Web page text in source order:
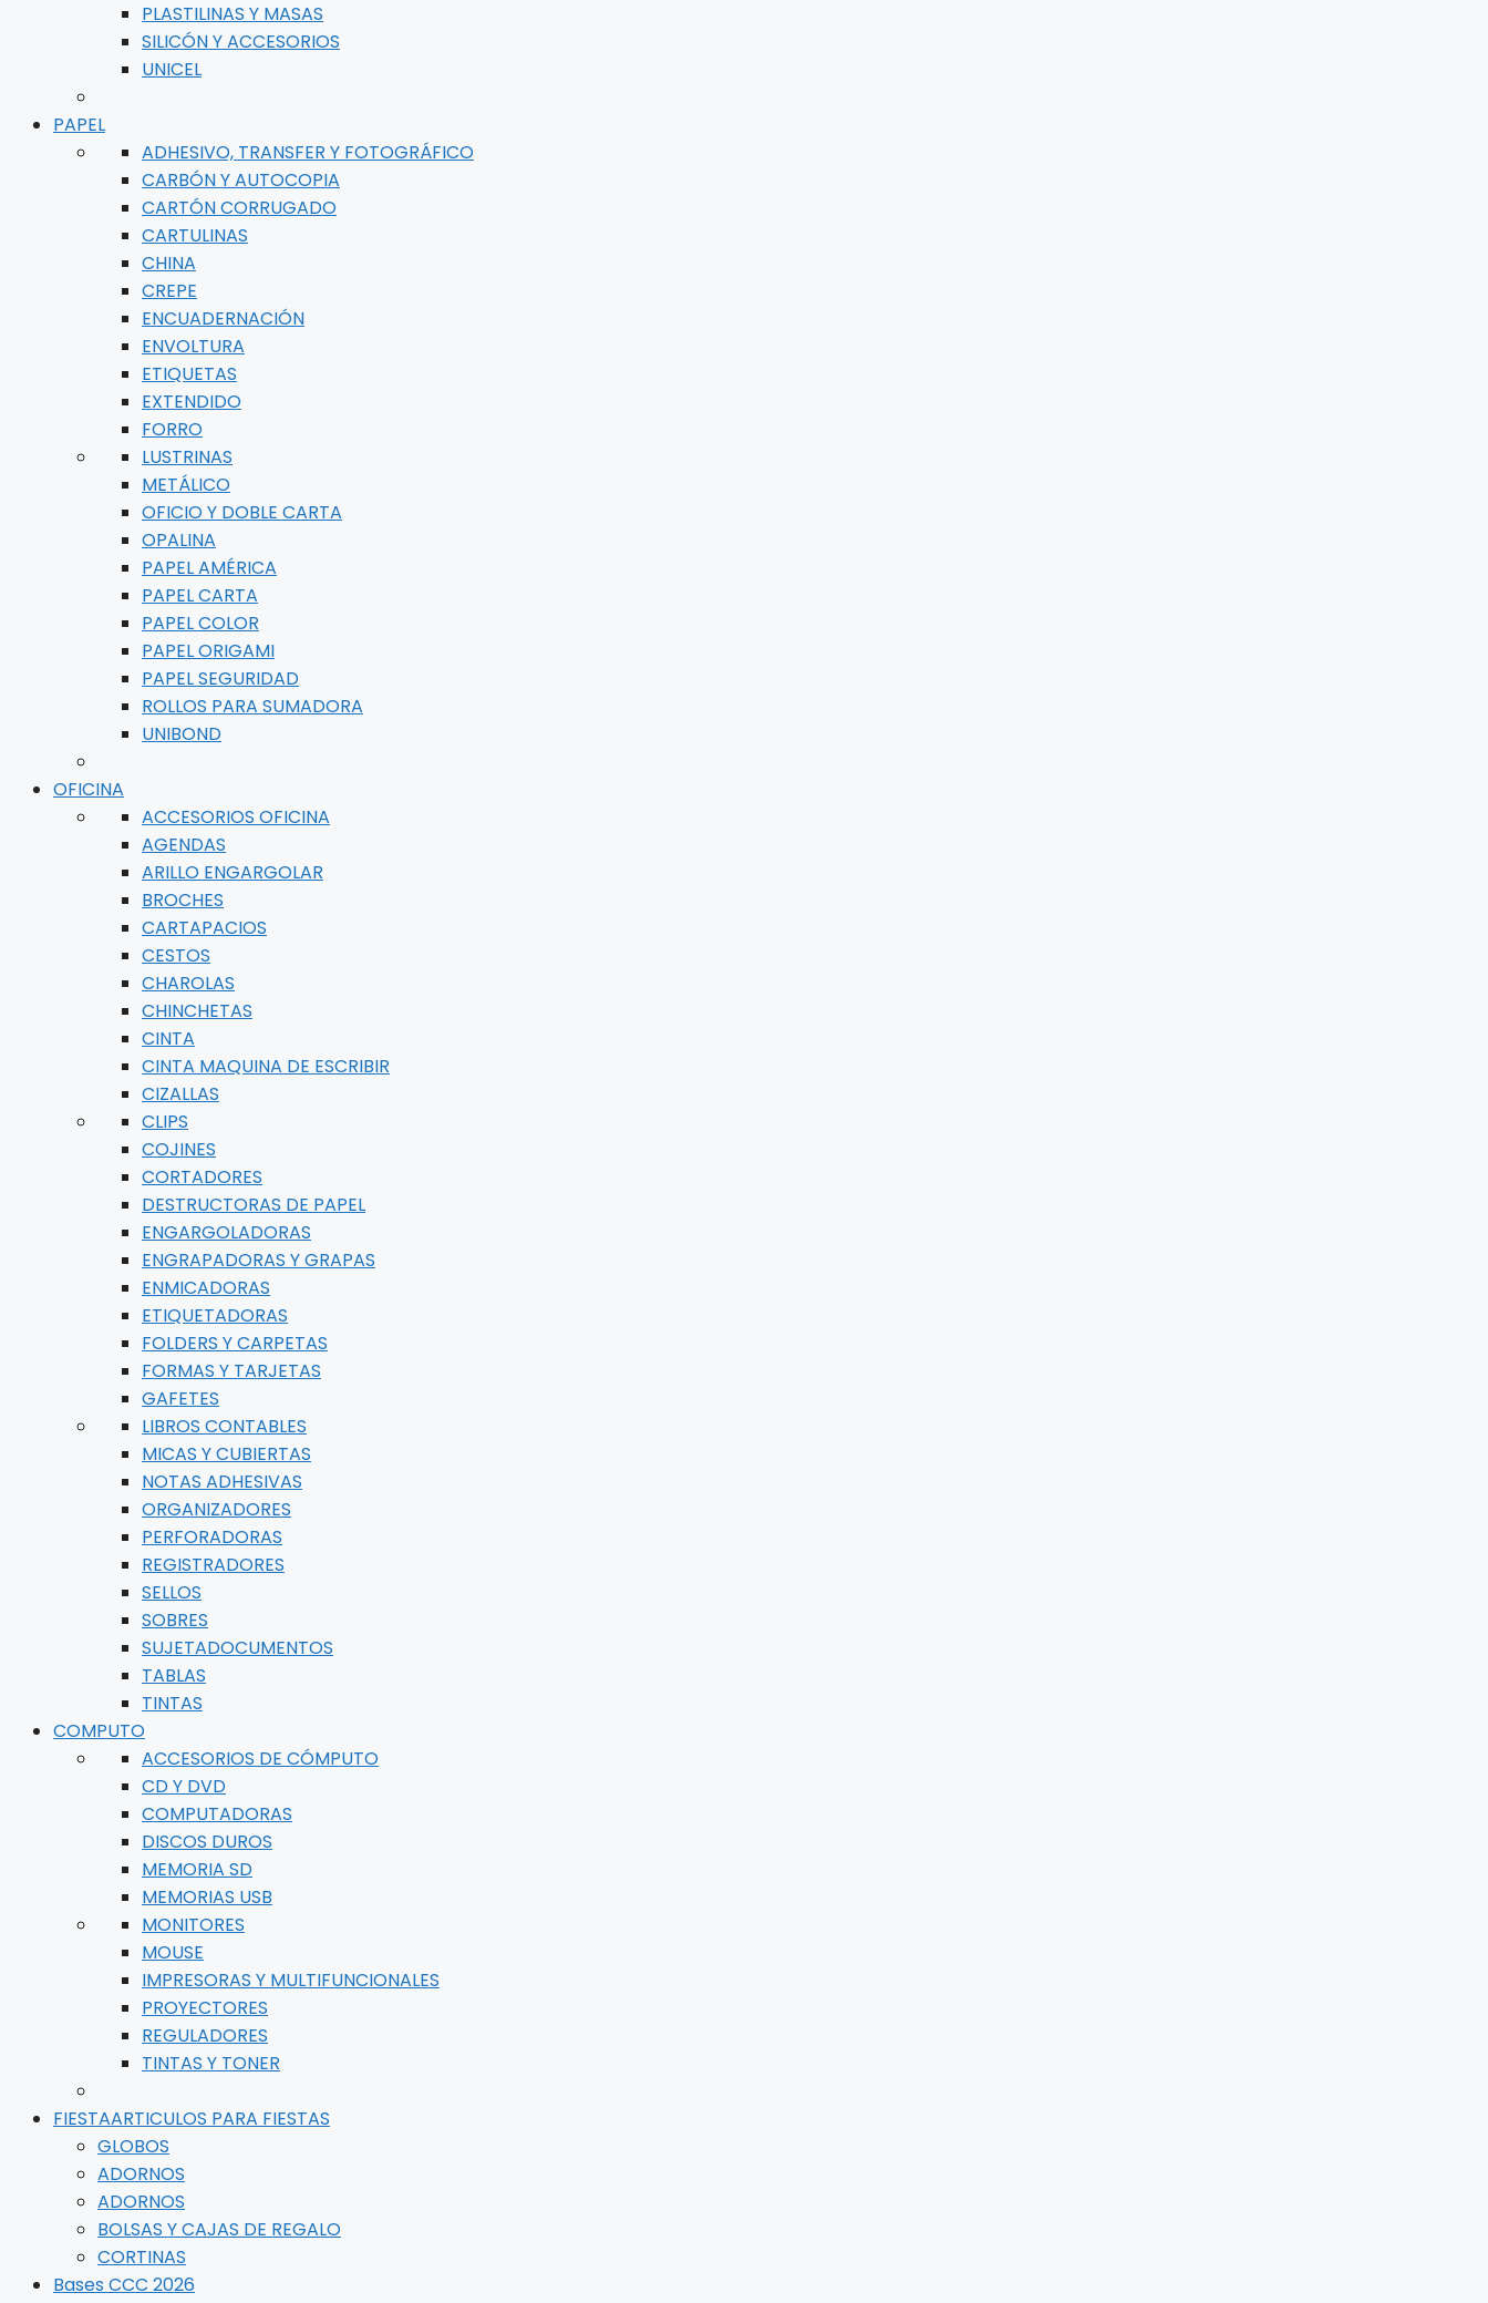
PLASTILINAS Y MASAS
SILICÓN Y ACCESORIOS
UNICEL
PAPEL
ADHESIVO, TRANSFER Y FOTOGRÁFICO
CARBÓN Y AUTOCOPIA
CARTÓN CORRUGADO
CARTULINAS
CHINA
CREPE
ENCUADERNACIÓN
ENVOLTURA
ETIQUETAS
EXTENDIDO
FORRO
LUSTRINAS
METÁLICO
OFICIO Y DOBLE CARTA
OPALINA
PAPEL AMÉRICA
PAPEL CARTA
PAPEL COLOR
PAPEL ORIGAMI
PAPEL SEGURIDAD
ROLLOS PARA SUMADORA
UNIBOND
OFICINA
ACCESORIOS OFICINA
AGENDAS
ARILLO ENGARGOLAR
BROCHES
CARTAPACIOS
CESTOS
CHAROLAS
CHINCHETAS
CINTA
CINTA MAQUINA DE ESCRIBIR
CIZALLAS
CLIPS
COJINES
CORTADORES
DESTRUCTORAS DE PAPEL
ENGARGOLADORAS
ENGRAPADORAS Y GRAPAS
ENMICADORAS
ETIQUETADORAS
FOLDERS Y CARPETAS
FORMAS Y TARJETAS
GAFETES
LIBROS CONTABLES
MICAS Y CUBIERTAS
NOTAS ADHESIVAS
ORGANIZADORES
PERFORADORAS
REGISTRADORES
SELLOS
SOBRES
SUJETADOCUMENTOS
TABLAS
TINTAS
COMPUTO
ACCESORIOS DE CÓMPUTO
CD Y DVD
COMPUTADORAS
DISCOS DUROS
MEMORIA SD
MEMORIAS USB
MONITORES
MOUSE
IMPRESORAS Y MULTIFUNCIONALES
PROYECTORES
REGULADORES
TINTAS Y TONER
FIESTAARTICULOS PARA FIESTAS
GLOBOS
ADORNOS
ADORNOS
BOLSAS Y CAJAS DE REGALO
CORTINAS
Bases CCC 2026